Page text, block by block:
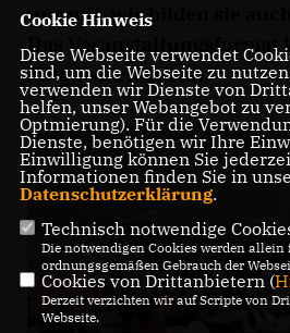
nur mit, wir bilden sie auch
Das Veranstaltungsformat
Mitgliedern gut an.“
Cookie Hinweis
Diese Webseite verwendet
sind, um die Webseite zu
verwenden wir Dienste von
helfen, unser Webangebot zu
Optmierung). Für die
Dienste, benötigen wir Ihre
Einwilligung können Sie
Informationen finden Sie in
Datenschutzerklärung.
Technisch notwendige
Die notwendigen Cookies werden allein
ordnungsgemäßen Gebrauch der
Cookies von Drittanbietern (
Derzeit verzichten wir auf Scripte von
Webseite.